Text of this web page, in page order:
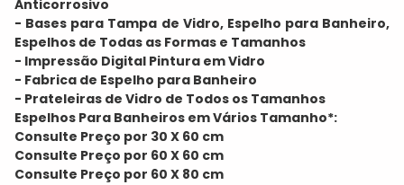
Anticorrosivo
- Bases para Tampa de Vidro, Espelho para Banheiro,
Espelhos de Todas as Formas e Tamanhos
- Impressão Digital Pintura em Vidro
- Fabrica de Espelho para Banheiro
- Prateleiras de Vidro de Todos os Tamanhos
Espelhos Para Banheiros em Vários Tamanho*:
Consulte Preço por 30 X 60 cm
Consulte Preço por 60 X 60 cm
Consulte Preço por 60 X 80 cm